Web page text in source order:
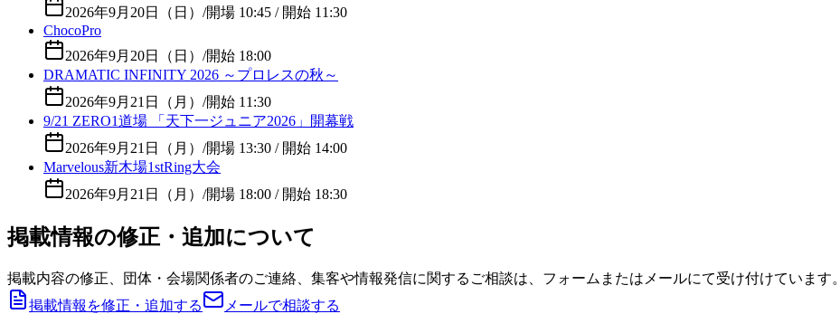
2026年9月20日（日） /開場 10:45 / 開始 11:30
ChocoPro
2026年9月20日（日） /開始 18:00
DRAMATIC INFINITY 2026 ～プロレスの秋～
2026年9月21日（月） /開始 11:30
9/21 ZERO1道場 「天下一ジュニア2026」開幕戦
2026年9月21日（月） /開場 13:30 / 開始 14:00
Marvelous新木場1stRing大会
2026年9月21日（月） /開場 18:00 / 開始 18:30
掲載情報の修正・追加について
掲載内容の修正、団体・会場関係者のご連絡、集客や情報発信に関するご相談は、フォームまたはメールにて受け付けています。
掲載情報を修正・追加する
メールで相談する